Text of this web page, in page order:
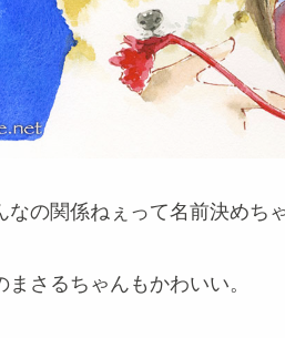
なの関係ねぇって名前決めち
まさるちゃんもかわいい。